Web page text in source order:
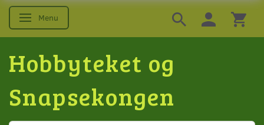
Skifte navigation
Menu
Hobbyteket og
Snapsekongen